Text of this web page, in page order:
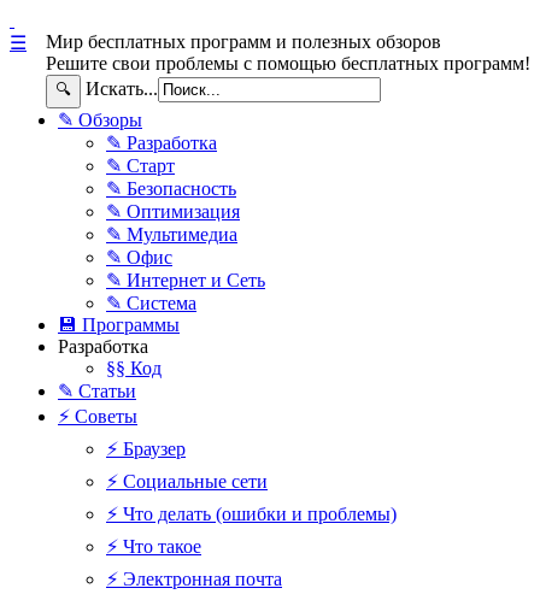
Мир бесплатных программ и полезных обзоров
Решите свои проблемы с помощью бесплатных программ!
🔍 Искать...
☰
✎ Обзоры
✎ Разработка
✎ Старт
✎ Безопасность
✎ Оптимизация
✎ Мультимедиа
✎ Офис
✎ Интернет и Сеть
✎ Система
💾 Программы
Разработка
§§ Код
✎ Статьи
⚡ Советы
⚡ Браузер
⚡ Социальные сети
⚡ Что делать (ошибки и проблемы)
⚡ Что такое
⚡ Электронная почта